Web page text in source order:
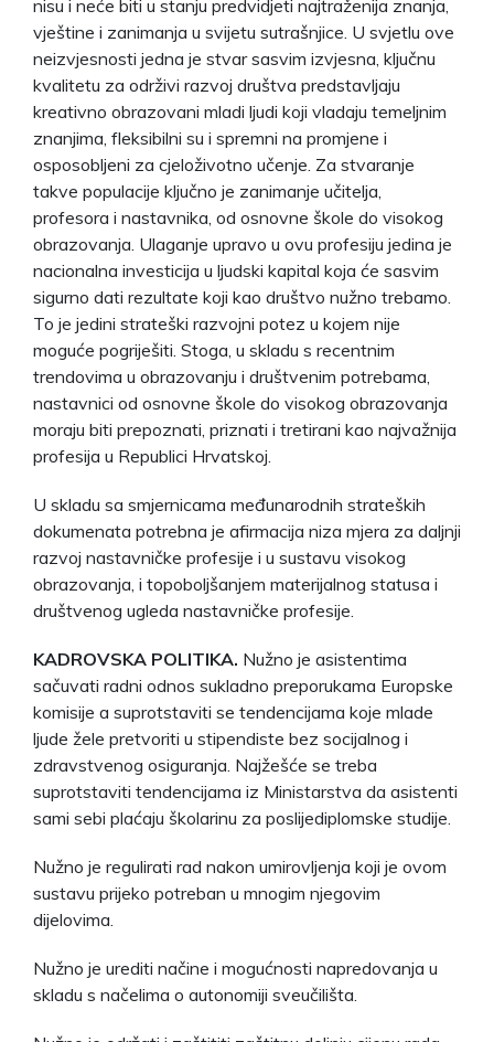
nisu i neće biti u stanju predvidjeti najtraženija znanja,
vještine i zanimanja u svijetu sutrašnjice. U svjetlu ove
neizvjesnosti jedna je stvar sasvim izvjesna, ključnu
kvalitetu za održivi razvoj društva predstavljaju
kreativno obrazovani mladi ljudi koji vladaju temeljnim
znanjima, fleksibilni su i spremni na promjene i
osposobljeni za cjeloživotno učenje. Za stvaranje
takve populacije ključno je zanimanje učitelja,
profesora i nastavnika, od osnovne škole do visokog
obrazovanja. Ulaganje upravo u ovu profesiju jedina je
nacionalna investicija u ljudski kapital koja će sasvim
sigurno dati rezultate koji kao društvo nužno trebamo.
To je jedini strateški razvojni potez u kojem nije
moguće pogriješiti. Stoga, u skladu s recentnim
trendovima u obrazovanju i društvenim potrebama,
nastavnici od osnovne škole do visokog obrazovanja
moraju biti prepoznati, priznati i tretirani kao najvažnija
profesija u Republici Hrvatskoj.
U skladu sa smjernicama međunarodnih strateških
dokumenata potrebna je afirmacija niza mjera za daljnji
razvoj nastavničke profesije i u sustavu visokog
obrazovanja, i topoboljšanjem materijalnog statusa i
društvenog ugleda nastavničke profesije.
KADROVSKA POLITIKA. Nužno je asistentima
sačuvati radni odnos sukladno preporukama Europske
komisije a suprotstaviti se tendencijama koje mlade
ljude žele pretvoriti u stipendiste bez socijalnog i
zdravstvenog osiguranja. Najžešće se treba
suprotstaviti tendencijama iz Ministarstva da asistenti
sami sebi plaćaju školarinu za poslijediplomske studije.
Nužno je regulirati rad nakon umirovljenja koji je ovom
sustavu prijeko potreban u mnogim njegovim
dijelovima.
Nužno je urediti načine i mogućnosti napredovanja u
skladu s načelima o autonomiji sveučilišta.